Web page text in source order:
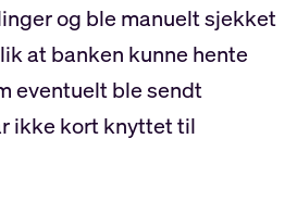
og ble manuelt sjekket
at banken kunne hente
eventuelt ble sendt
ikke kort knyttet til